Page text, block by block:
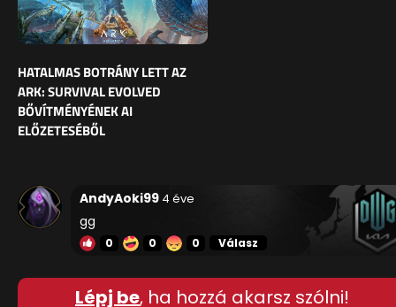
HATALMAS BOTRÁNY LETT AZ
ARK: SURVIVAL EVOLVED
BŐVÍTMÉNYÉNEK AI
ELŐZETESÉBŐL
AndyAoki99 4 éve
gg
0 0 0 Válasz
Lépj be, ha hozzá akarsz szólni!